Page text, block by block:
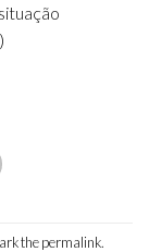
thepermalink.